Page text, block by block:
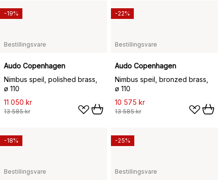
Bestillingsvare
Audo Copenhagen
Nimbus speil, polished brass,
ø 110
11 050 kr
13 585 kr
-19%
Bestillingsvare
Audo Copenhagen
Nimbus speil, bronzed brass,
ø 110
10 575 kr
13 585 kr
-22%
Bestillingsvare
-18%
Bestillingsvare
-25%